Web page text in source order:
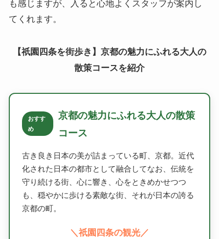
てくれます。
【祇園四条を街歩き】京都の魅力にふれる大人の
散策コースを紹介
おすす
め
京都の魅力にふれる大人の散策
コース
古き良き日本の美が詰まっている町、京都。近代
化された日本の都市として融合してなお、伝統を
守り続ける街、心に響き、心をときめかせつつ
も、穏やかに歩ける素敵な街、それが日本の誇る
京都の町。
＼祇園四条の観光／